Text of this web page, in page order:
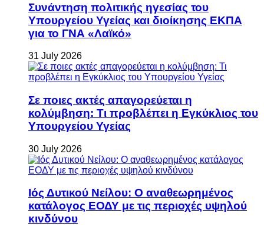
Συνάντηση πολιτικής ηγεσίας του
Υπουργείου Υγείας και διοίκησης ΕΚΠΑ
για το ΓΝΑ «Λαϊκό»
31 July 2026
Σε ποιες ακτές απαγορεύεται η
κολύμβηση: Τι προβλέπει η Εγκύκλιος του
Υπουργείου Υγείας
30 July 2026
Ιός Δυτικού Νείλου: Ο αναθεωρημένος
κατάλογος ΕΟΔΥ με τις περιοχές υψηλού
κινδύνου